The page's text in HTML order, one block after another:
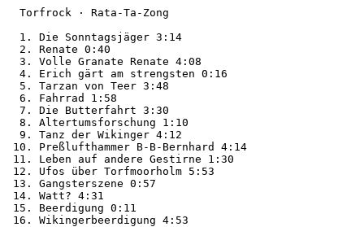
  Torfrock · Rata-Ta-Zong
  1. Die Sonntagsjäger 3:14
  2. Renate 0:40
  3. Volle Granate Renate 4:08
  4. Erich gärt am strengsten 0:16
  5. Tarzan von Teer 3:48
  6. Fahrrad 1:58
  7. Die Butterfahrt 3:30
  8. Altertumsforschung 1:10
  9. Tanz der Wikinger 4:12
10. Preßlufthammer B-B-Bernhard 4:14
11. Leben auf andere Gestirne 1:30
12. Ufos über Torfmoorholm 5:53
13. Gangsterszene 0:57
14. Watt? 4:31
15. Beerdigung 0:11
16. Wikingerbeerdigung 4:53